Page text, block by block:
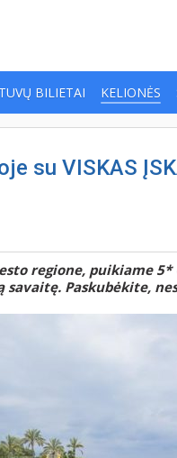
BILIETAI KELIONĖS
su VISKAS
regione, puikiame 5*
savaitę. Paskubėkite,